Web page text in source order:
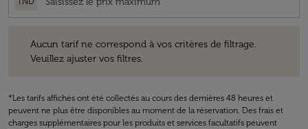
Aucun tarif ne correspond à vos critères de filtrage.
Veuillez ajuster vos filtres.
*Les tarifs affichés ont été collectés au cours des dernières 48 heures et
peuvent ne plus être disponibles au moment de la réservation. Des frais et
charges supplémentaires pour les produits et services facultatifs peuvent